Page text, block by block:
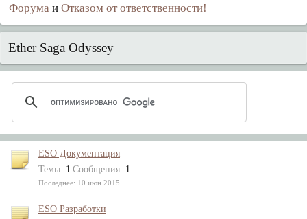
Форума и Отказом от ответственности!
Ether Saga Odyssey
ESO Документация
Темы: 1 Сообщения: 1
10 июн 2015
ESO Разработки